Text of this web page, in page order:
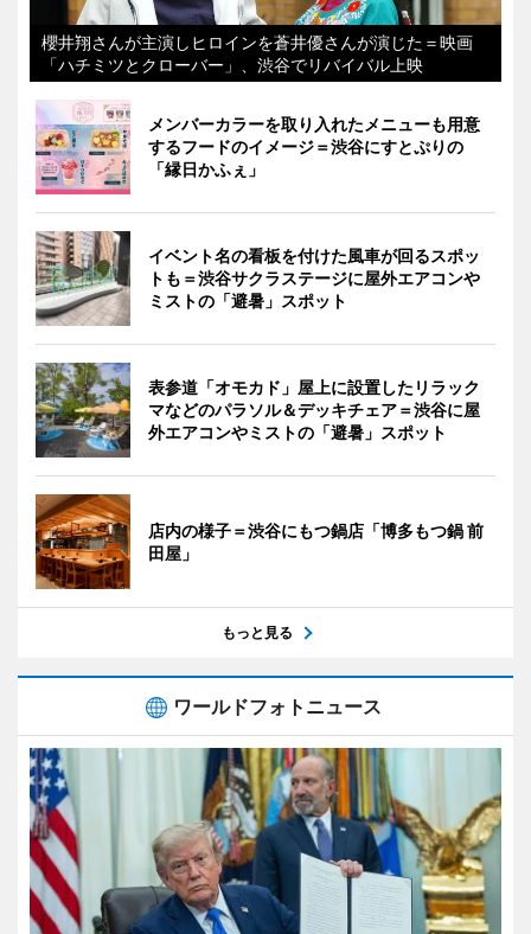
櫻井翔さんが主演しヒロインを蒼井優さんが演じた＝映画
「ハチミツとクローバー」、渋谷でリバイバル上映
メンバーカラーを取り入れたメニューも用意
するフードのイメージ＝渋谷にすとぷりの
「縁日かふぇ」
イベント名の看板を付けた風車が回るスポッ
トも＝渋谷サクラステージに屋外エアコンや
ミストの「避暑」スポット
表参道「オモカド」屋上に設置したリラック
マなどのパラソル＆デッキチェア＝渋谷に屋
外エアコンやミストの「避暑」スポット
店内の様子＝渋谷にもつ鍋店「博多もつ鍋 前
田屋」
もっと見る
ワールドフォトニュース